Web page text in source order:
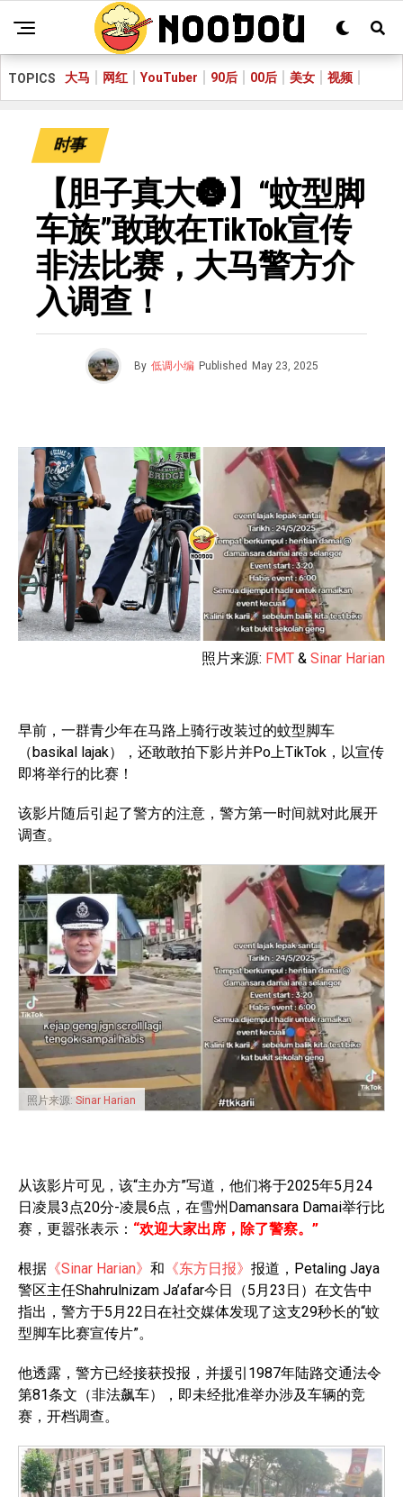
TOPICS 大马 网红 YouTuber 90后 00后 美女 视频
时事
【胆子真大🌚】“蚊型脚
车族”敢敢在TikTok宣传
非法比赛，大马警方介
入调查！
By 低调小编 Published May 23, 2025
照片来源: FMT & Sinar Harian
早前，一群青少年在马路上骑行改装过的蚊型脚车
（basikal lajak），还敢敢拍下影片并Po上TikTok，以宣传
即将举行的比赛！
该影片随后引起了警方的注意，警方第一时间就对此展开
调查。
照片来源: Sinar Harian
从该影片可见，该“主办方”写道，他们将于2025年5月24
日凌晨3点20分-凌晨6点，在雪州Damansara Damai举行比
赛，更嚣张表示： “欢迎大家出席，除了警察。”
根据 《Sinar Harian》 和 《东方日报》 报道，Petaling Jaya
警区主任Shahrulnizam Ja’afar今日（5月23日）在文告中
指出，警方于5月22日在社交媒体发现了这支29秒长的“蚊
型脚车比赛宣传片”。
他透露，警方已经接获投报，并援引1987年陆路交通法令
第81条文（非法飙车），即未经批准举办涉及车辆的竞
赛，开档调查。